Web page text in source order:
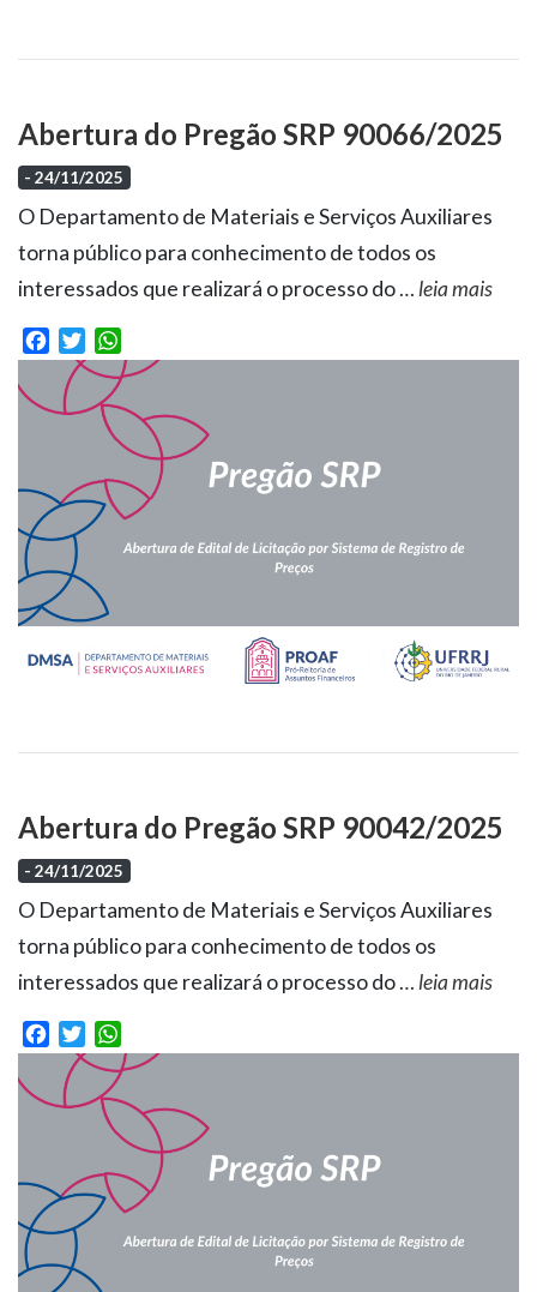
Abertura do Pregão SRP 90066/2025
- 24/11/2025
O Departamento de Materiais e Serviços Auxiliares
torna público para conhecimento de todos os
interessados que realizará o processo do… leia mais
Facebook
Twitter
Abertura do Pregão SRP 90042/2025
- 24/11/2025
O Departamento de Materiais e Serviços Auxiliares
torna público para conhecimento de todos os
interessados que realizará o processo do… leia mais
Facebook
Twitter